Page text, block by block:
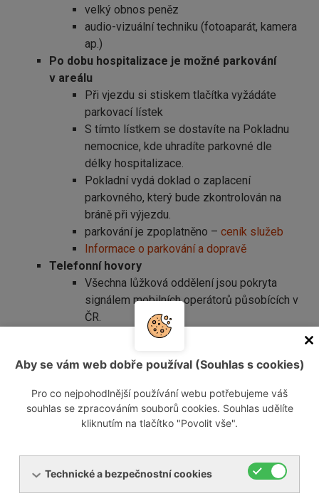
velký obnos peněz
audio-vizuální techniku (fotoaparát, kamera
ap.)
Po dobu hospitalizace je možné parkování
v areálu
Při vjezdu si stiskem tlačítka vyžádáte
parkovací lístek
S tímto lístkem se dostavíte na Pokladnu
nemocnice, kde uhradíte parkovné dle
délky hospitalizace.
Pokladní vydá doklad o zaplacení
parkovného, který bude zkontrolován na
bráně při výjezdu.
parkování je zpoplatněno – ceník služeb
Informace o parkování a dopravě
Telefonní hovory
Všechna lůžková oddělení jsou pokryta
signálem mobilních operátorů působících v
ČR.
dodržujte ji.
a striktní ZÁKAZ KOUŘENÍ
Je zakázáno používání vlastních
kávovary, TV), dobíjení elektrokol a
elektrokoloběžek.
Aby se vám web dobře používal (Souhlas s cookies)
Pro co nejpohodlnější používání webu potřebujeme váš
souhlas se zpracováním souborů cookies. Souhlas udělíte
kliknutím na tlačítko "Povolit vše".
Technické a bezpečnostní cookies